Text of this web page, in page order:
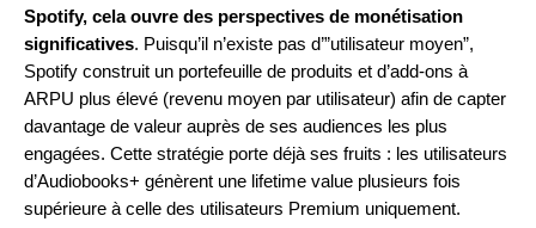
Spotify, cela ouvre des perspectives de monétisation
significatives. Puisqu’il n’existe pas d’”utilisateur moyen”,
Spotify construit un portefeuille de produits et d’add-ons à
ARPU plus élevé (revenu moyen par utilisateur) afin de capter
davantage de valeur auprès de ses audiences les plus
engagées. Cette stratégie porte déjà ses fruits : les utilisateurs
d’Audiobooks+ génèrent une lifetime value plusieurs fois
supérieure à celle des utilisateurs Premium uniquement.